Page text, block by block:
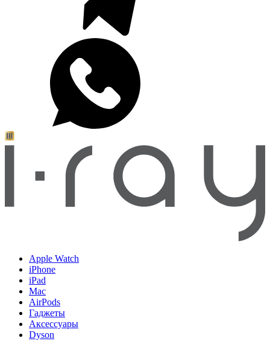
Apple Watch
iPhone
iPad
Mac
AirPods
Гаджеты
Аксессуары
Dyson